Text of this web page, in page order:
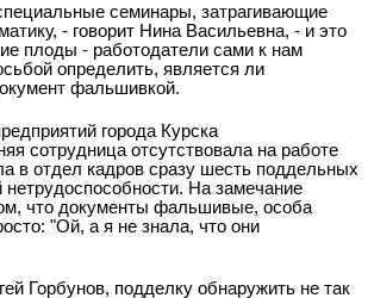
семинары, затрагивающие
- говорит Нина Васильевна, - и это
плоды - работодатели сами к нам
определить, является ли
фальшивкой.
города Курска
сотрудница отсутствовала на работе
в отдел кадров сразу шесть поддельных
нетрудоспособности. На замечание
что документы фальшивые, особа
"Ой, а я не знала, что они
Горбунов, подделку обнаружить не так